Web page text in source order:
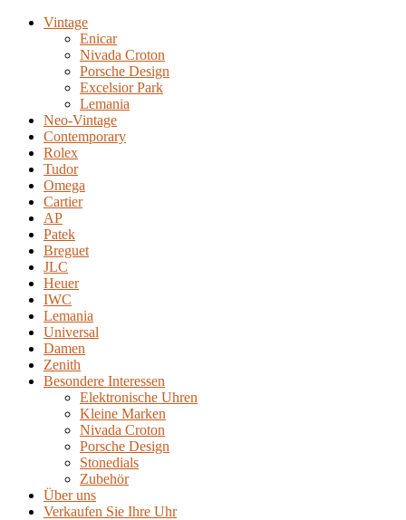
Vintage
Enicar
Nivada Croton
Porsche Design
Excelsior Park
Lemania
Neo-Vintage
Contemporary
Rolex
Tudor
Omega
Cartier
AP
Patek
Breguet
JLC
Heuer
IWC
Lemania
Universal
Damen
Zenith
Besondere Interessen
Elektronische Uhren
Kleine Marken
Nivada Croton
Porsche Design
Stonedials
Zubehör
Über uns
Verkaufen Sie Ihre Uhr